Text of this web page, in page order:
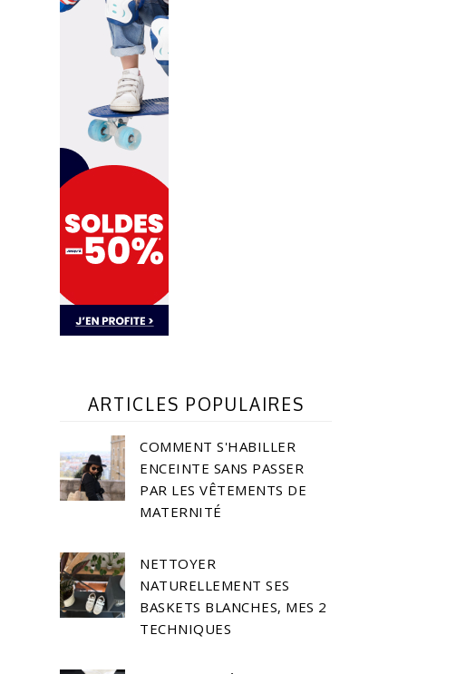
ARTICLES POPULAIRES
COMMENT S'HABILLER
ENCEINTE SANS PASSER
PAR LES VÊTEMENTS DE
MATERNITÉ
NETTOYER
NATURELLEMENT SES
BASKETS BLANCHES, MES 2
TECHNIQUES